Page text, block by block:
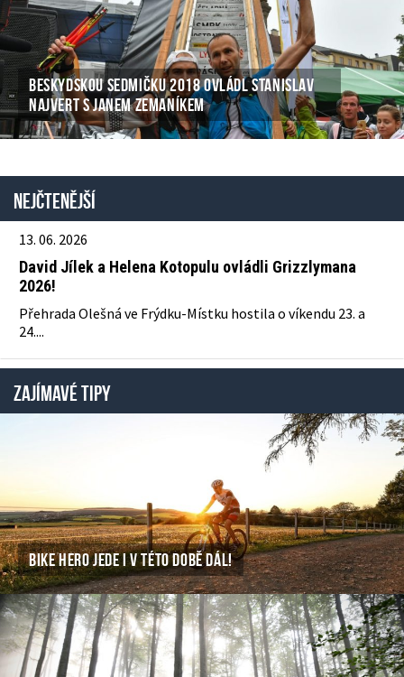
BESKYDSKOU SEDMIČKU 2018 OVLÁDL STANISLAV
NAJVERT S JANEM ZEMANÍKEM
Nejčtenější
13. 06. 2026
David Jílek a Helena Kotopulu ovládli Grizzlymana
2026!
Přehrada Olešná ve Frýdku-Místku hostila o víkendu 23. a
24....
ZAJÍMAVÉ TIPY
BIKE HERO JEDE I V TÉTO DOBĚ DÁL!